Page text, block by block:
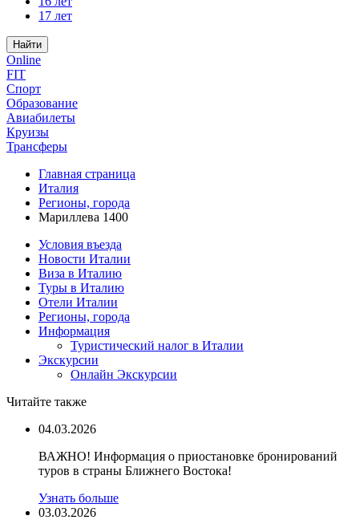
17 лет
Найти
Online
FIT
Спорт
Образование
Авиабилеты
Круизы
Трансферы
Главная страница
Италия
Регионы, города
Мариллева 1400
Условия въезда
Новости Италии
Виза в Италию
Туры в Италию
Отели Италии
Регионы, города
Информация
Туристический налог в Италии
Экскурсии
Онлайн Экскурсии
Читайте также
04.03.2026
ВАЖНО! Информация о приостановке бронирований
туров в страны Ближнего Востока!
Узнать больше
03.03.2026